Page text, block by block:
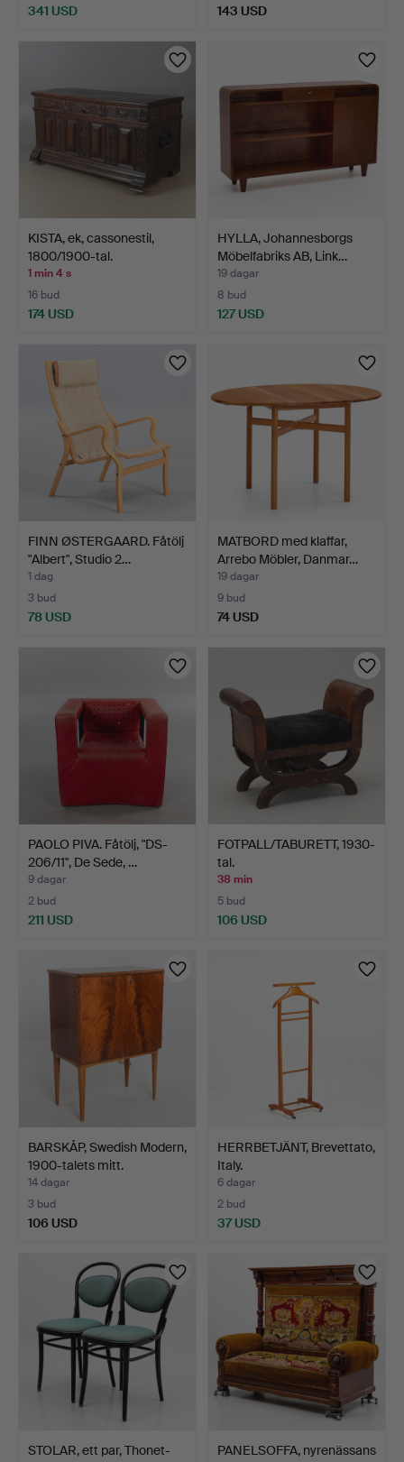
341 USD 143 USD
KISTA, ek, cassonestil,
1800/1900-tal.
1 min 4 s
16 bud
174 USD
HYLLA, Johannesborgs
Möbelfabriks AB, Link…
19 dagar
8 bud
127 USD
FINN ØSTERGAARD. Fåtölj
"Albert", Studio 2…
1 dag
3 bud
78 USD
MATBORD med klaffar,
Arrebo Möbler, Danmar…
19 dagar
9 bud
74 USD
PAOLO PIVA. Fåtölj, "DS-
206/11", De Sede, …
9 dagar
2 bud
211 USD
FOTPALL/TABURETT, 1930-
tal.
38 min
5 bud
106 USD
BARSKÅP, Swedish Modern,
1900-talets mitt.
14 dagar
3 bud
106 USD
HERRBETJÄNT, Brevettato,
Italy.
6 dagar
2 bud
37 USD
STOLAR, ett par, Thonet-
PANELSOFFA, nyrenässans